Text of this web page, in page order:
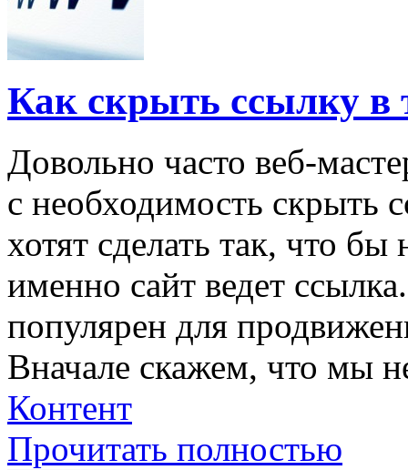
Как скрыть ссылку в
Довольно часто веб-
с необходимость скрыть
хотят сделать так, что
именно сайт ведет
популярен для
Вначале скажем, что мы
Контент
Прочитать полностью